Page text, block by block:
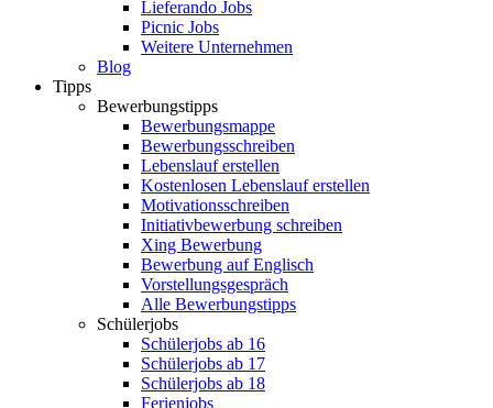
Lieferando Jobs
Picnic Jobs
Weitere Unternehmen
Blog
Tipps
Bewerbungstipps
Bewerbungsmappe
Bewerbungsschreiben
Lebenslauf erstellen
Kostenlosen Lebenslauf erstellen
Motivationsschreiben
Initiativbewerbung schreiben
Xing Bewerbung
Bewerbung auf Englisch
Vorstellungsgespräch
Alle Bewerbungstipps
Schülerjobs
Schülerjobs ab 16
Schülerjobs ab 17
Schülerjobs ab 18
Ferienjobs